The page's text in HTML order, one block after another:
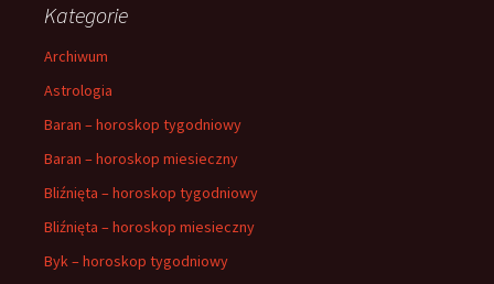
Kategorie
Archiwum
Astrologia
Baran – horoskop tygodniowy
Baran – horoskop miesieczny
Bliźnięta – horoskop tygodniowy
Bliźnięta – horoskop miesieczny
Byk – horoskop tygodniowy